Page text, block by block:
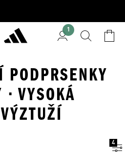
1
PODPRSENKY
· VYSOKÁ
4